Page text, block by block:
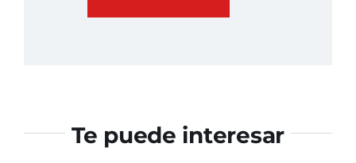
Te puede interesar